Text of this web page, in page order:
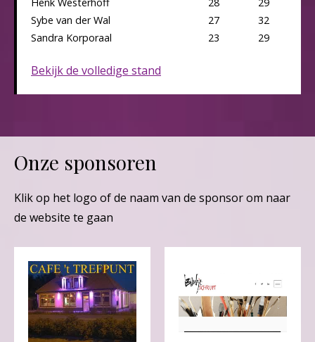
Sybe van der Wal
27
32
Sandra Korporaal
23 29
Bekijk de volledige stand
Onze sponsoren
Klik op het logo of de naam van de sponsor om naar
de website te gaan